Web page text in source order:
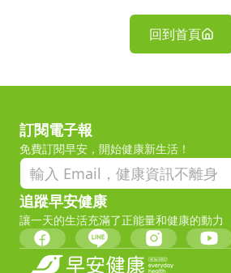
回到首頁
訂閱電子報
免費訂閱早安，開始健康新生活！
追蹤早安健康
讓一天的生活充滿了正能量和健康的動力